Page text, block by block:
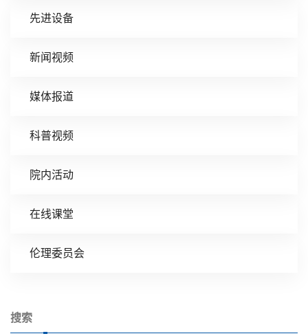
先进设备
新闻视频
媒体报道
科普视频
院内活动
在线课堂
伦理委员会
搜索